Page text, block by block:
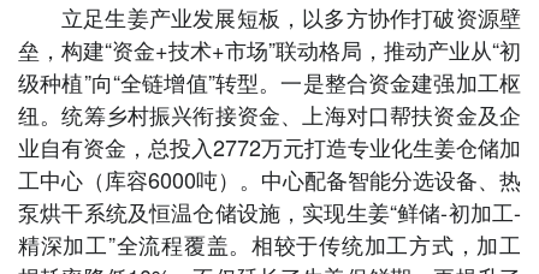
马关县 丘北县 广南县 富宁县
视听
视频快刷 视频点播 阿文工作室 文山新闻
壮语节目 苗语节目 瑶语节目
立足生姜产业发展短板，以多方协作打破资源壁
垒，构建“资金+技术+市场”联动格局，推动产业从“初
级种植”向“全链增值”转型。一是整合资金建强加工枢
纽。统筹乡村振兴衔接资金、上海对口帮扶资金及企
业自有资金，总投入2772万元打造专业化生姜仓储加
工中心（库容6000吨）。中心配备智能分选设备、热
泵烘干系统及恒温仓储设施，实现生姜“鲜储-初加工-
精深加工”全流程覆盖。相较于传统加工方式，加工